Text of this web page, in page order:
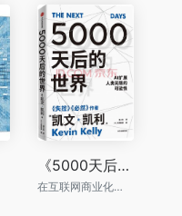
《5000天后的世界：AI扩展人类无限的可能性》
在互联网商业化的5000天后，社交媒体（SNS）开始蓬勃兴起。现在SNS兴起后又过了近5000天了。 接下来的5000天，将会发生什么事？